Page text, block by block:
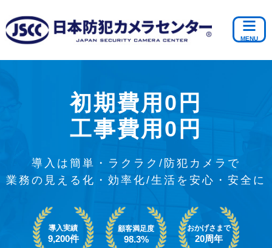
初期費用0円
工事費用0円
導入は簡単・ラクラク/防犯カメラで
業務の見える化・効率化/生活を安心・安全に
導入実績
9,200件
顧客満足度
98.3%
おかげさまで
20周年